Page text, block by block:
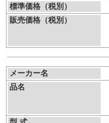
標準価格（税別）
販売価格（税別）
メーカー名
品名